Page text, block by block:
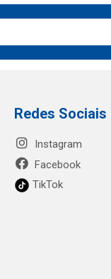
Redes Sociais
Instagram
Facebook
TikTok